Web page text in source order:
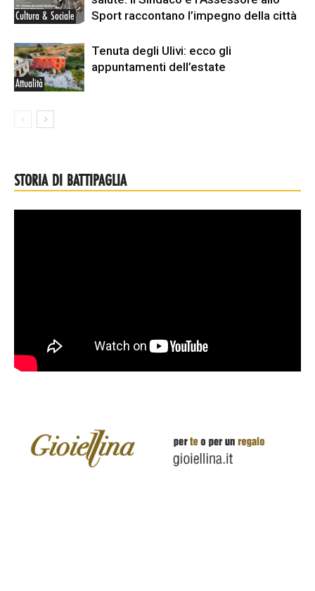
Cultura & Sociale
Sport raccontano l’impegno della città
Attualità
Tenuta degli Ulivi: ecco gli
appuntamenti dell’estate
STORIA DI BATTIPAGLIA